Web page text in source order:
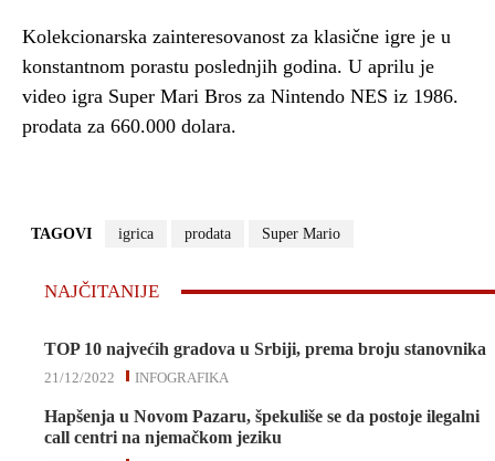
Kolekcionarska zainteresovanost za klasične igre je u
konstantnom porastu poslednjih godina. U aprilu je
video igra Super Mari Bros za Nintendo NES iz 1986.
prodata za 660.000 dolara.
TAGOVI igrica prodata Super Mario
NAJČITANIJE
TOP 10 najvećih gradova u Srbiji, prema broju stanovnika
INFOGRAFIKA
21/12/2022
Hapšenja u Novom Pazaru, špekuliše se da postoje ilegalni
call centri na njemačkom jeziku